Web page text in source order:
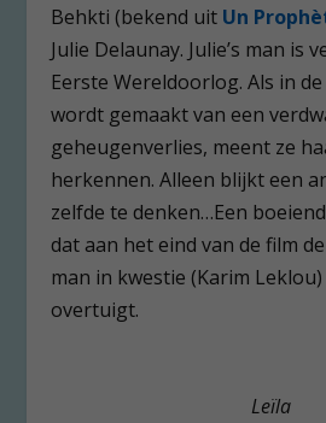
Behkti (bekend uit Un
Julie Delaunay. Julie’s man is
Eerste Wereldoorlog. Als in
wordt gemaakt van een
geheugenverlies, meent ze
herkennen. Alleen blijkt een
zelfde te denken…Een
dat aan het eind van de film
man in kwestie (Karim
overtuigt.
Leïla